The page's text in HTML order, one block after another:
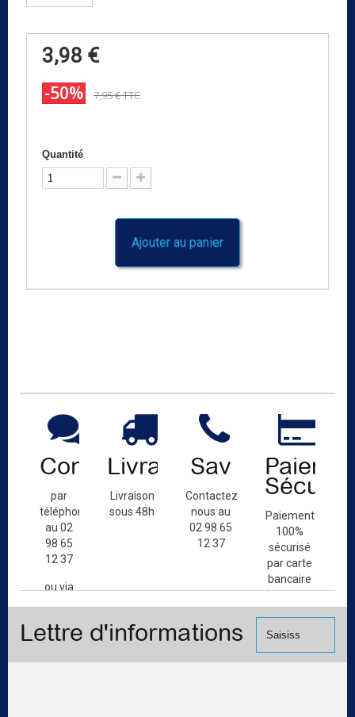
3,98 €
-50% 7,95 €TTC
Quantité
Ajouter au panier
Contact
par
téléphone
au 02
98 65
12 37
ou via
de
Livraison
Livraison
sous 48h
Sav
Contactez-
nous au
02 98 65
12 37
Paiement
100%
sécurisé
par carte
bancaire
(Mastercard,
Visa, ...) et
Lettre d'informations